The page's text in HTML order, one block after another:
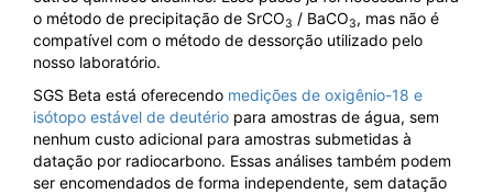
o método de precipitação de SrCO3 / BaCO3, mas não é
compatível com o método de dessorção utilizado pelo
nosso laboratório.
SGS Beta está oferecendo medições de oxigênio-18 e
isótopo estável de deutério para amostras de água, sem
nenhum custo adicional para amostras submetidas à
datação por radiocarbono. Essas análises também podem
ser encomendados de forma independente, sem datação